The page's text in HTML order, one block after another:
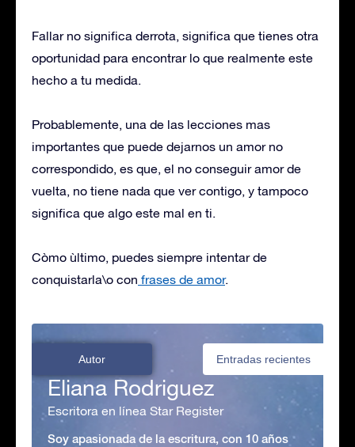
Fallar no significa derrota, significa que tienes otra
oportunidad para encontrar lo que realmente este
hecho a tu medida.
Probablemente, una de las lecciones mas
importantes que puede dejarnos un amor no
correspondido, es que, el no conseguir amor de
vuelta, no tiene nada que ver contigo, y tampoco
significa que algo este mal en ti.
Còmo ùltimo, puedes siempre intentar de
conquistarla\o con frases de amor.
Autor Entradas recientes
Eliana Rodriguez
Escritora en línea Star Register
Soy apasionada de la escritura, con 10 años